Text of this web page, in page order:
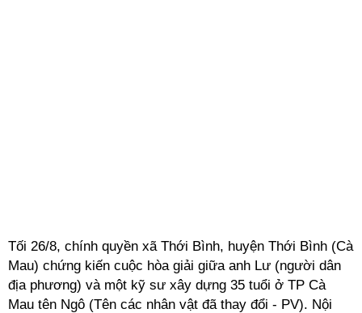
Tối 26/8, chính quyền xã Thới Bình, huyện Thới Bình (Cà
Mau) chứng kiến cuộc hòa giải giữa anh Lư (người dân
địa phương) và một kỹ sư xây dựng 35 tuổi ở TP Cà
Mau tên Ngô (Tên các nhân vật đã thay đổi - PV). Nội